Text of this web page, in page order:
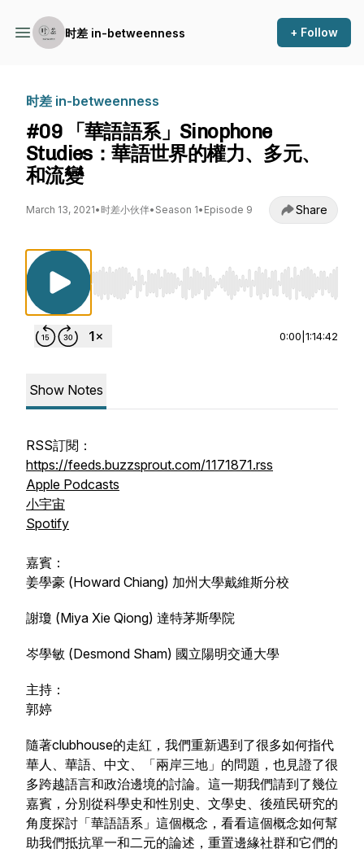
时差 in-betweenness + Follow
时差 in-betweenness
#09 「華語語系」Sinophone
Studies：華語世界的權力、多元、
和流變
March 13, 2021•时差小伙伴• Season 1• Episode 9 Share
Use Left/Right to seek, Home/End to jump to
0:00 1:14:42
Show Notes
RSS訂閱：
https://feeds.buzzsprout.com/1171871.rss
Apple Podcasts
小宇宙
Spotify
嘉賓：
姜學豪 (Howard Chiang) 加州大學戴維斯分校
謝瓊 (Miya Xie Qiong) 達特茅斯學院
岑學敏 (Desmond Sham) 國立陽明交通大學
主持：
郭婷
隨著clubhouse的走紅，我們重新遇到了很多如何指代
華人、華語、中文、「兩岸三地」的問題，也見證了很
多跨越語言和政治邊境的討論。這一期我們請到了幾位
嘉賓，分別從科學史和性別史、文學史、後殖民研究的
角度探討「華語語系」這個概念，看看這個概念如何幫
助我們抵抗單一和二元的論述，重置邊緣社群和它們的